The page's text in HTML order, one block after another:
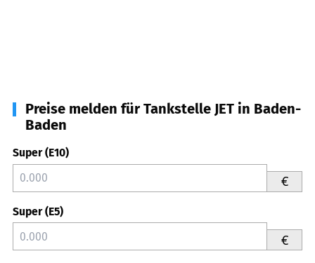
Preise melden für Tankstelle JET in Baden-
Baden
Super (E10)
€
Super (E5)
€